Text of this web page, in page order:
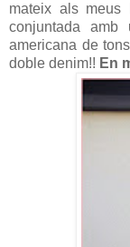
mateix als
conjuntada
americana de
doble denim!! En